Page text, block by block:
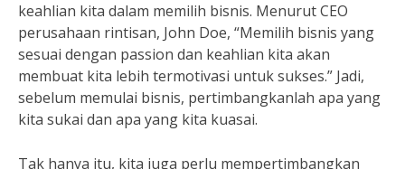
keahlian kita dalam memilih bisnis. Menurut CEO
perusahaan rintisan, John Doe, “Memilih bisnis yang
sesuai dengan passion dan keahlian kita akan
membuat kita lebih termotivasi untuk sukses.” Jadi,
sebelum memulai bisnis, pertimbangkanlah apa yang
kita sukai dan apa yang kita kuasai.
Tak hanya itu, kita juga perlu mempertimbangkan